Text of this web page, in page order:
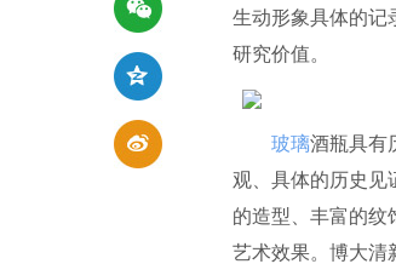
生动形象具体的记
研究价值。
玻璃酒瓶具有
观、具体的历史见
的造型、丰富的纹
艺术效果。博大清